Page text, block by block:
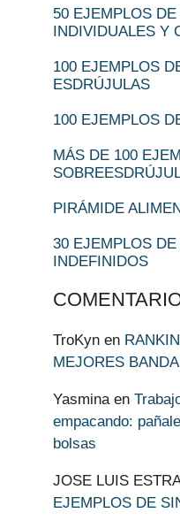
50 EJEMPLOS
INDIVIDUALES Y
100 EJEMPLOS
ESDRÚJULAS
100 EJEMPLOS
MÁS DE 100
PIRÁMIDE
30 EJEMPLOS
INDEFINIDOS
TroKyn en
MEJORES
Yasminaen
empacando:
bolsas
JOSE LUIS
EJEMPLOS DE